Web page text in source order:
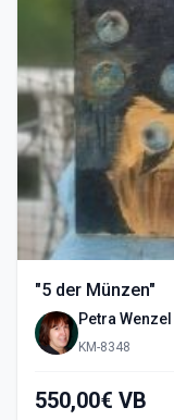
"5 der Münzen"
Petra Wenzel
KM-8348
550,00€ VB